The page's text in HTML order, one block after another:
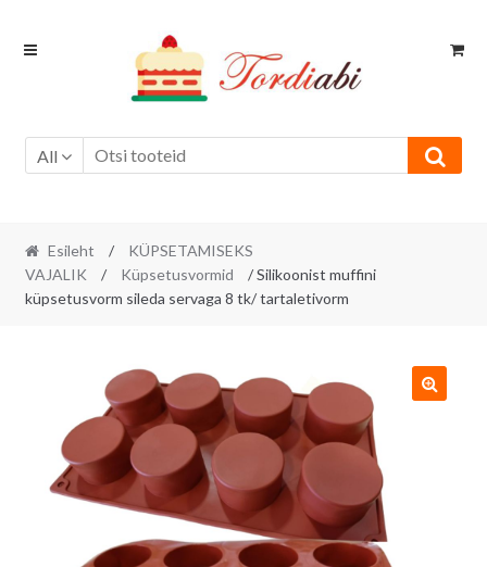
Skip
Skip
All
Esileht /
KÜPSETAMISEKS
VAJALIK
/ Küpsetusvormid
/ Silikoonist muffini
küpsetusvorm sileda servaga 8 tk/ tartaletivorm